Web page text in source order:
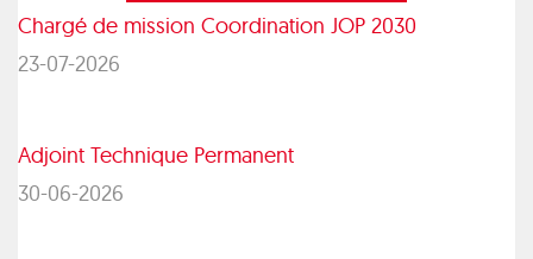
Chargé de mission Coordination JOP 2030
23-07-2026
Adjoint Technique Permanent
30-06-2026